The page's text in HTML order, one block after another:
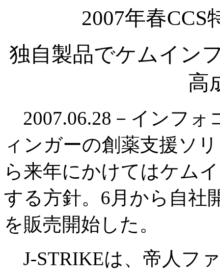
2007年春
独自製品でケムイン
高
2007.06.28－インフォ
ィンガーの創薬支援ソ
ら来年にかけてはケム
する方針。6月から自社
を販売開始した。
J-STRIKEは、帝人フ